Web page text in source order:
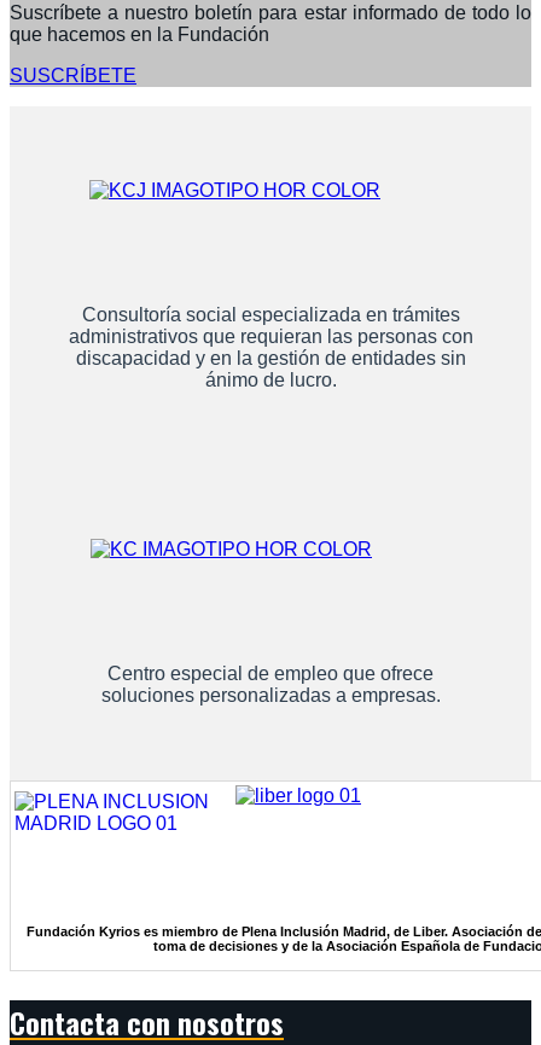
Suscríbete a nuestro boletín para estar informado de todo lo
que hacemos en la Fundación
SUSCRÍBETE
Consultoría social especializada en trámites
administrativos que requieran las personas con
discapacidad y en la gestión de entidades sin
ánimo de lucro.
Centro especial de empleo que ofrece
soluciones personalizadas a empresas.
Fundación Kyrios es miembro de Plena Inclusión Madrid, de Liber. Asociación
toma de decisiones y de la Asociación Española de
Contacta con nosotros